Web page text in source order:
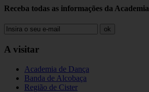
Receba todas as informações da Academia
ok
A visitar
Academia de Dança
Banda de Alcobaça
Região de Cister